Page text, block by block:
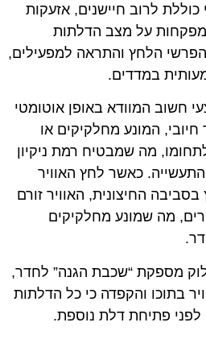
לרוב חיישנים, אזעקות
על מצב הדלתות
הלחץ והתראה למפעילים,
במדדים.
חשוב המוודא באופן אוטומטי
המונע מחלקיקים או
מה שמבטיח רמת ניקיון
כאשר לחץ האוויר
החיצונית, האוויר זורם
מה שמונע מחלקיקים
מספקת “שכבת הגנה” לחדר,
בתוכו והקפדה כי כל הדלתות
לפני פתיחת דלת נוספת.